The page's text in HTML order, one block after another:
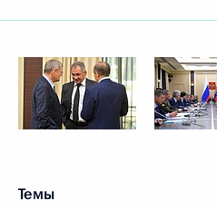
Темы